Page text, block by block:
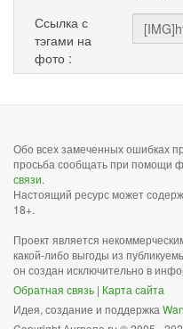
Ссылка с
тэгами на
фото :
Обо всех замеченных ошибках
просьба сообщать при помощи
связи.
Настоящий ресурс может
18+.
Проект является
какой-либо выгоды из
он создан исключительно в
Обратная связь | Карта сайта
Идея, создание и поддержка